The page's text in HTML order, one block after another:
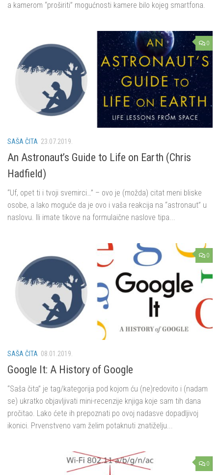
a kamerom “proširiti” mogućnosti kamere bilo kojeg smartfona.
0
SAŠA ČITA 23.07.2019.
An Astronaut’s Guide to Life on Earth (Chris
Hadfield)
“Uf, opet ti i tvoji svemirci…” – ovo je (možda) citat meni bliske
osobe, a lako moguće da je ovo i vaša reakcija na “astronaut” u
naslovu. Ili imate tikove na formulaične naslove tipa...
0
SAŠA ČITA 08.01.2019.
Google It: A History of Google
“Saša čita” je tag/kategorija pod kojom ću (ne)redovito i (nadam
se) ukratko objavljivati mini-recenzije knjiga koje sam tih dana
pročitao. Lako ćete ih prepoznati po ovoj nadasve dopadljivoj
ikonici. Prvenstveno vam želim potaknuti znatiželju...
0